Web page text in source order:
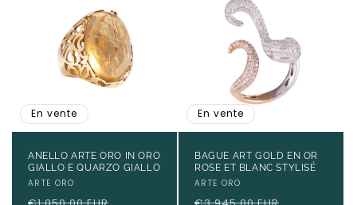
En vente
ANELLO ARTE ORO IN ORO
GIALLO E QUARZO GIALLO
Fournisseur :
ARTE ORO
En vente
BAGUE ART GOLD EN OR
ROSE ET BLANC STYLISÉ
Fournisseur :
ARTE ORO